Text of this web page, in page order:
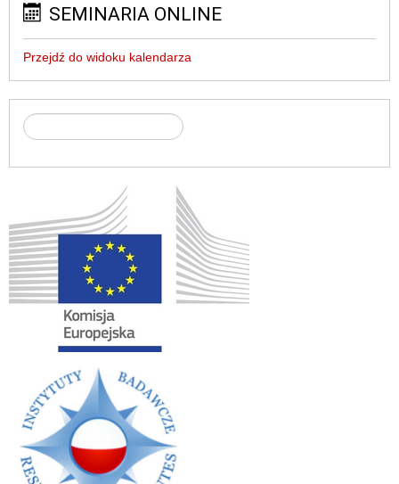
SEMINARIA ONLINE
Przejdź do widoku kalendarza